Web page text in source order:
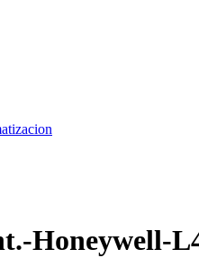
Honeywell-